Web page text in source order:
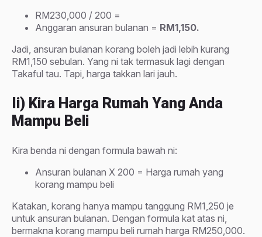
RM230,000 / 200 =
Anggaran ansuran bulanan = RM1,150.
Jadi, ansuran bulanan korang boleh jadi lebih kurang
RM1,150 sebulan. Yang ni tak termasuk lagi dengan
Takaful tau. Tapi, harga takkan lari jauh.
Ii) Kira Harga Rumah Yang Anda
Mampu Beli
Kira benda ni dengan formula bawah ni:
Ansuran bulanan X 200 = Harga rumah yang
korang mampu beli
Katakan, korang hanya mampu tanggung RM1,250 je
untuk ansuran bulanan. Dengan formula kat atas ni,
bermakna korang mampu beli rumah harga RM250,000.